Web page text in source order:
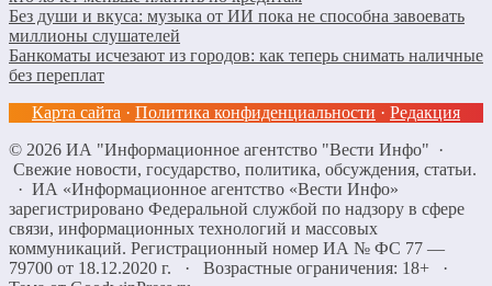
Без души и вкуса: музыка от ИИ пока не способна завоевать
миллионы слушателей
Банкоматы исчезают из городов: как теперь снимать наличные
без переплат
Карта сайта · Политика конфиденциальности · Редакция
© 2026 ИА "Информационное агентство "Вести Инфо" ·
Свежие новости, государство, политика, обсуждения, статьи.
· ИА «Информационное агентство «Вести Инфо»
зарегистрировано Федеральной службой по надзору в сфере
связи, информационных технологий и массовых
коммуникаций. Регистрационный номер ИА № ФС 77 —
79700 от 18.12.2020 г. · Возрастные ограничения: 18+
·